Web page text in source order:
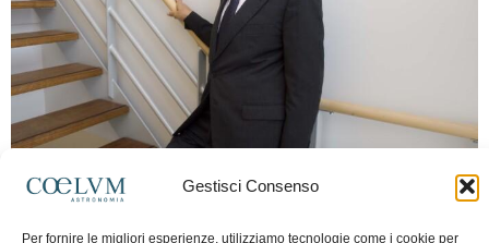
Gestisci Consenso
Per fornire le migliori esperienze, utilizziamo tecnologie come i cookie per
Frida Paolella - 16 Giugno 2026 0
spaziale europea e della missione Planck. Il dialogo ripercorre i principali